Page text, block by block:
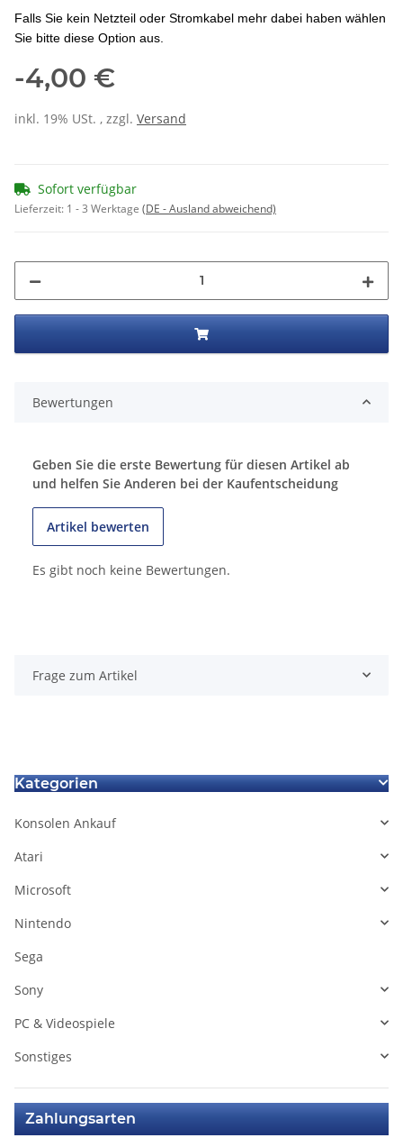
Falls Sie kein Netzteil oder Stromkabel mehr dabei haben wählen
Sie bitte diese Option aus.
-4,00 €
inkl. 19% USt. , zzgl. Versand
Sofort verfügbar
Lieferzeit: 1 - 3 Werktage (DE - Ausland abweichend)
Bewertungen
Geben Sie die erste Bewertung für diesen Artikel ab
und helfen Sie Anderen bei der Kaufentscheidung
Artikel bewerten
Es gibt noch keine Bewertungen.
Frage zum Artikel
Kategorien
Konsolen Ankauf
Atari
Microsoft
Nintendo
Sega
Sony
PC & Videospiele
Sonstiges
Zahlungsarten